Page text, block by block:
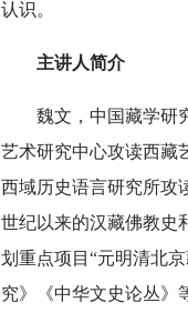
认识。
主讲人简介
魏文，中国藏学研
艺术研究中心攻读西藏
西域历史语言研究所攻
世纪以来的汉藏佛教史
划重点项目“元明清北
究》《中华文史论丛》